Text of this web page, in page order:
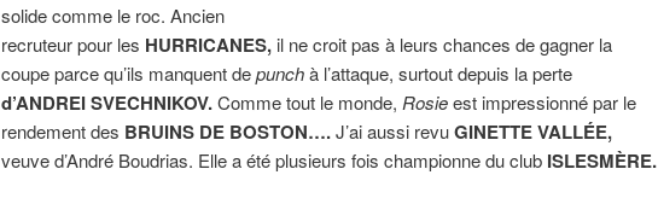
solide comme le roc. Ancien
recruteur pour les HURRICANES, il ne croit pas à leurs chances de gagner la
coupe parce qu’ils manquent depunchà l’attaque, surtout depuis la perte
d’ANDREI SVECHNIKOV.Comme tout le monde, Rosieest impressionné par le
rendement des BRUINS DE BOSTON….J’ai aussi revuGINETTE VALLÉE,
veuve d’André Boudrias. Elle a été plusieurs fois championne du club ISLESMÈRE.